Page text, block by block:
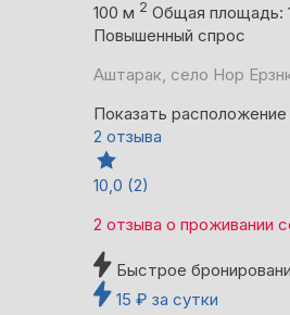
100 м 2 Общая площадь:
Повышенный спрос
Аштарак, село Нор
Показать расположение
2 отзыва
10,0 (2)
2 отзыва о проживании
Быстрое
15 ₽ за сутки